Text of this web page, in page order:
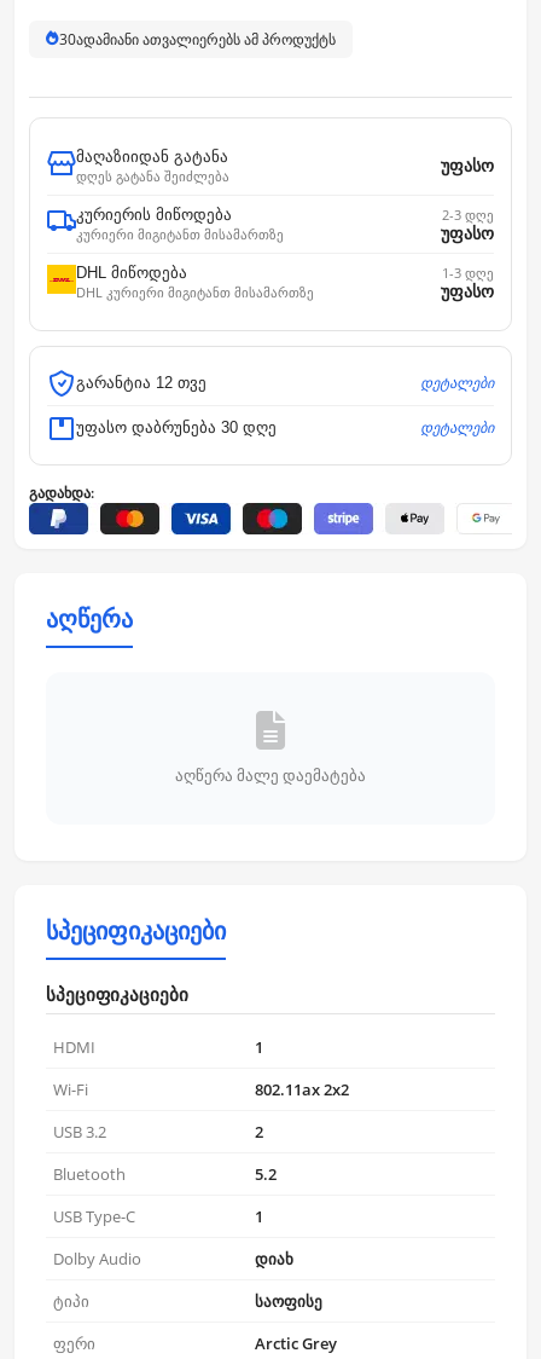
30ადამიანი ათვალიერებს ამ პროდუქტს
მაღაზიიდან გატანა
დღეს გატანა შეიძლება
უფასო
კურიერის მიწოდება
კურიერი მიგიტანთ მისამართზე
2-3 დღე
უფასო
DHL მიწოდება
DHL კურიერი მიგიტანთ მისამართზე
1-3 დღე
უფასო
გარანტია 12 თვე დეტალები
უფასო დაბრუნება 30 დღე დეტალები
გადახდა:
აღწერა
აღწერა მალე დაემატება
სპეციფიკაციები
სპეციფიკაციები
HDMI
1
Wi-Fi
802.11ax 2x2
USB 3.2
2
Bluetooth
5.2
USB Type-C
1
Dolby Audio
დიახ
ტიპი
საოფისე
ფერი
Arctic Grey